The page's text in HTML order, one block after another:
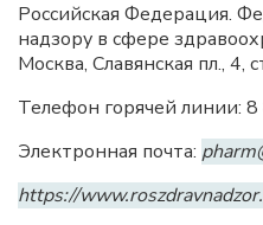
Российская Федерация.
надзору в сфере
Москва, Славянская пл., 4,
Телефон горячей линии:
Электронная почта:
https://